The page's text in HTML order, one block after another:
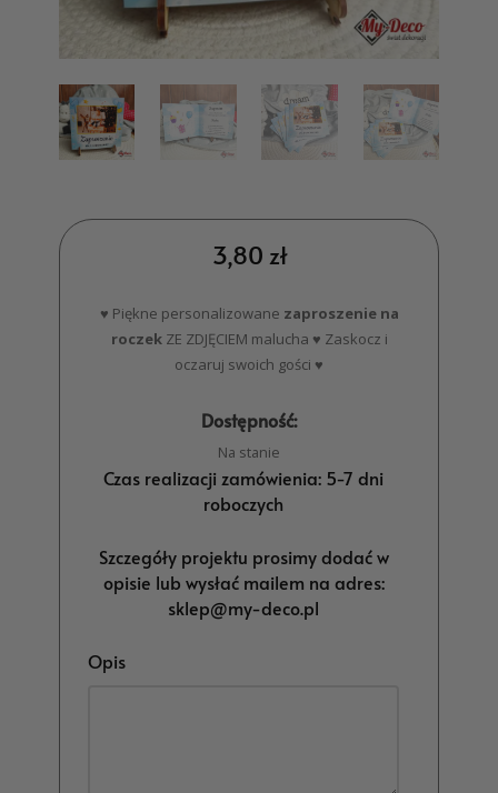
3,80 zł
♥ Piękne personalizowane zaproszenie na
roczekZE ZDJĘCIEM malucha ♥ Zaskocz i
oczaruj swoich gości ♥
Dostępność:
Na stanie
Czas realizacji zamówienia: 5-7 dni
roboczych
Szczegóły projektu prosimy dodać w
opisie lub wysłać mailem na adres:
sklep@my-deco.pl
Opis